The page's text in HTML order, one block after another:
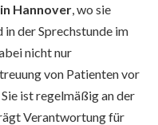
Hannover , wo sie
der Sprechstunde im
nicht nur
von Patienten vor
ist regelmäßig an der
Verantwortung für